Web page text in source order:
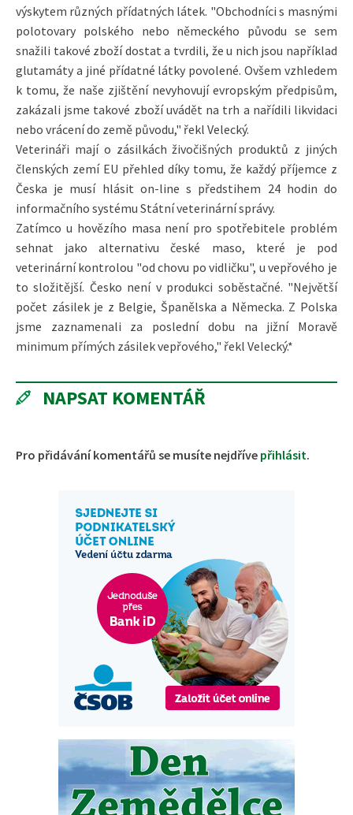
výskytem různých přídatných látek. "Obchodníci s masnými
polotovary polského nebo německého původu se sem
snažili takové zboží dostat a tvrdili, že u nich jsou například
glutamáty a jiné přídatné látky povolené. Ovšem vzhledem
k tomu, že naše zjištění nevyhovují evropským předpisům,
zakázali jsme takové zboží uvádět na trh a nařídili likvidaci
nebo vrácení do země původu," řekl Velecký.
Veterináři mají o zásilkách živočišných produktů z jiných
členských zemí EU přehled díky tomu, že každý příjemce z
Česka je musí hlásit on-line s předstihem 24 hodin do
informačního systému Státní veterinární správy.
Zatímco u hovězího masa není pro spotřebitele problém
sehnat jako alternativu české maso, které je pod
veterinární kontrolou "od chovu po vidličku", u vepřového je
to složitější. Česko není v produkci soběstačné. "Největší
počet zásilek je z Belgie, Španělska a Německa. Z Polska
jsme zaznamenali za poslední dobu na jižní Moravě
minimum přímých zásilek vepřového," řekl Velecký.*
NAPSAT KOMENTÁŘ
Pro přidávání komentářů se musíte nejdříve přihlásit.